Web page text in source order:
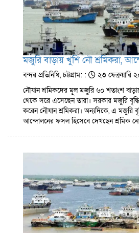
মজুরি বাড়ায় খুশি নৌ শ্রমিকরা,
বন্দর প্রতিনিধি, চট্টগ্রাম: :
২৩ ফেব্রুয়ারি
নৌযান শ্রমিকদের মূল মজুরি ৬০ শতাংশ
থেকে সরে এসেছেন তারা। সরকার মজুরি
করেন নৌযান শ্রমিকরা। অন্যদিকে, এ মজুরি
আন্দোলনের ফসল হিসেবে দেখছেন শ্রমিক